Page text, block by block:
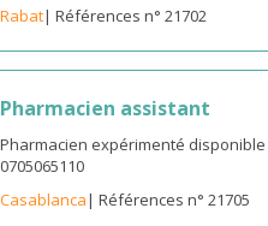
Rabat| Références n° 21702
Pharmacien assistant
Pharmacien expérimenté
0705065110
Casablanca| Références n° 21705